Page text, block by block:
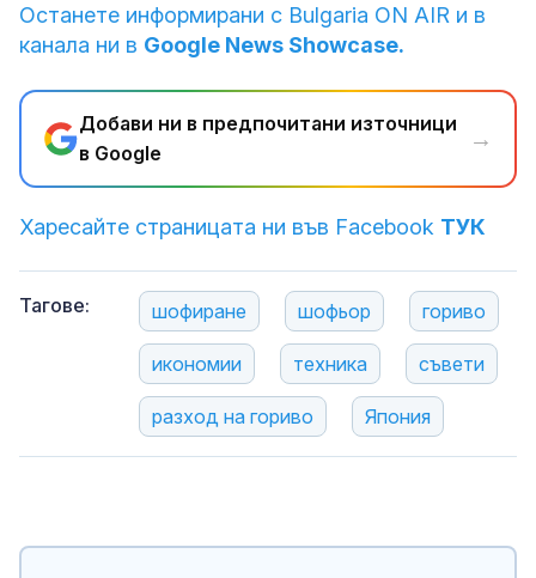
Останете информирани с Bulgaria ON AIR и в
канала ни в Google News Showcase.
Добави ни в предпочитани източници
в Google
→
Харесайте страницата ни във Facebook ТУК
Тагове: шофиране шофьор гориво
икономии техника съвети
разход на гориво Япония